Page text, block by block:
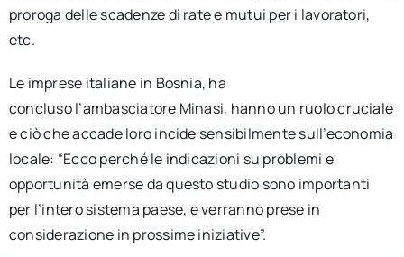
proroga delle scadenze di rate e mutui per i lavoratori,
etc.
Le imprese italiane in Bosnia, ha
concluso l’ambasciatore Minasi, hanno un ruolo cruciale
e ciò che accade loro incide sensibilmente sull’economia
locale: “Ecco perché le indicazioni su problemi e
opportunità emerse da questo studio sono importanti
per l’intero sistema paese, e verranno prese in
considerazione in prossime iniziative”.